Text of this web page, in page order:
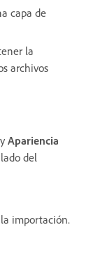
capa de
la
archivos
y Apariencia
del
importación.